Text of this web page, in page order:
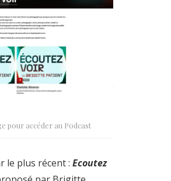
pour accéder au Podcast
le plus récent : Ecoutez